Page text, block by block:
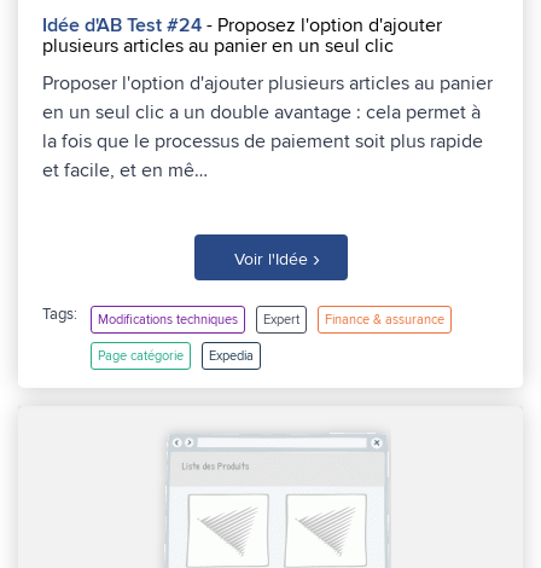
Idée d'AB Test #24 - Proposez l'option d'ajouter
plusieurs articles au panier en un seul clic
Proposer l'option d'ajouter plusieurs articles au panier
en un seul clic a un double avantage : cela permet à
la fois que le processus de paiement soit plus rapide
et facile, et en mê…
Voir l'Idée ›
Tags: Modifications techniques Expert Finance & assurance
Page catégorie Expedia